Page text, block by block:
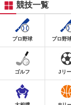
競技一覧
プロ野球 プロ野
ゴルフ Jリ